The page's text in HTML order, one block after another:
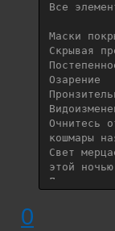
Altering
Awake
The lucid
A light is
By the
Все
Маски
Скрывая
Озарение
Очнитесь
кошмары
Свет
этой
Для
0